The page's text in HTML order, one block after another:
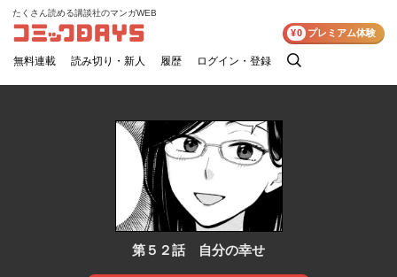
コミックDAYS
たくさん読める講談社のマンガWEB
無料連載 読み切り・新人 履歴 ログイン・登録
検
¥0 プレミアム体験
第５２話 自分の幸せ